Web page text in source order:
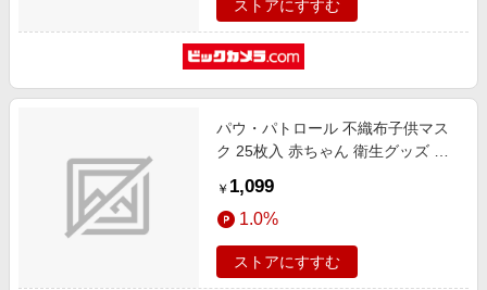
ストアにすすむ
パウ・パトロール 不織布子供マス
ク 25枚入 赤ちゃん 衛生グッズ 日
￥ 1,099
1.0%
ストアにすすむ